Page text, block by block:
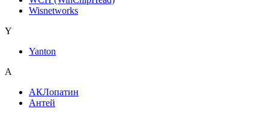
Wisnetworks
Y
Yanton
А
АКЛопатин
Антей